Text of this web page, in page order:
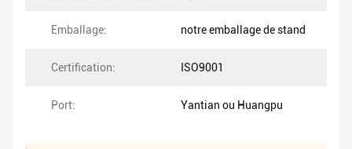
Emballage: notre emballage de stand
Certification: ISO9001
Port: Yantian ou Huangpu